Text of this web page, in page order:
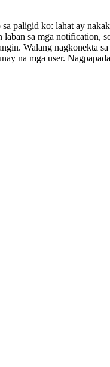
paligid ko: lahat ay
sa mga notification,
Walang nagkonekta
na mga user.